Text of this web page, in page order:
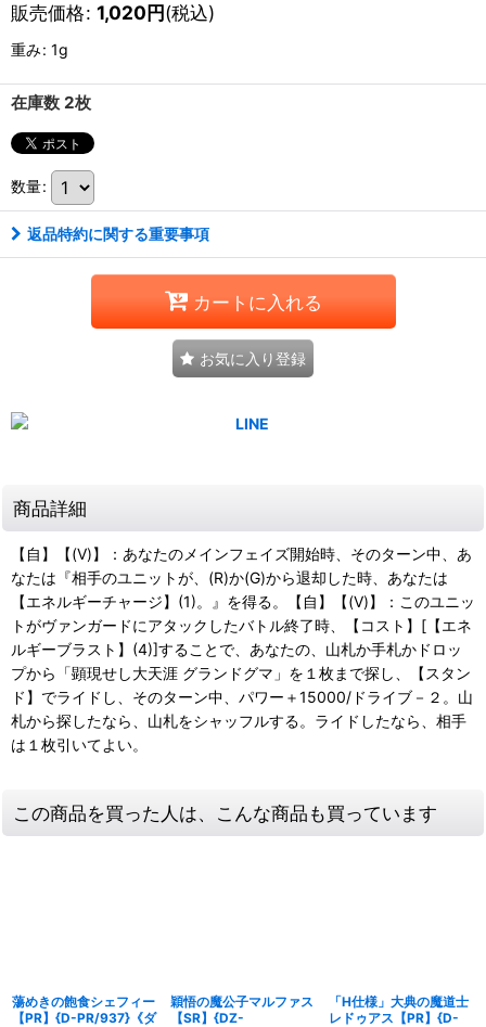
販売価格: 1,020円(税込)
重み: 1g
在庫数 2枚
数量:
返品特約に関する重要事項
カートに入れる
お気に入り登録
商品詳細
【自】【(V)】：あなたのメインフェイズ開始時、そのターン中、あ
なたは『相手のユニットが、(R)か(G)から退却した時、あなたは
【エネルギーチャージ】(1)。』を得る。【自】【(V)】：このユニッ
トがヴァンガードにアタックしたバトル終了時、【コスト】[【エネ
ルギーブラスト】(4)]することで、あなたの、山札か手札かドロッ
プから「顕現せし大天涯 グランドグマ」を１枚まで探し、【スタン
ド】でライドし、そのターン中、パワー＋15000/ドライブ－２。山
札から探したなら、山札をシャッフルする。ライドしたなら、相手
は１枚引いてよい。
この商品を買った人は、こんな商品も買っています
蕩めきの飽食シェフィー
【PR】{D-PR/937}《ダ
穎悟の魔公子マルファス
【SR】{DZ-
「H仕様」大典の魔道士
レドゥアス【PR】{D-